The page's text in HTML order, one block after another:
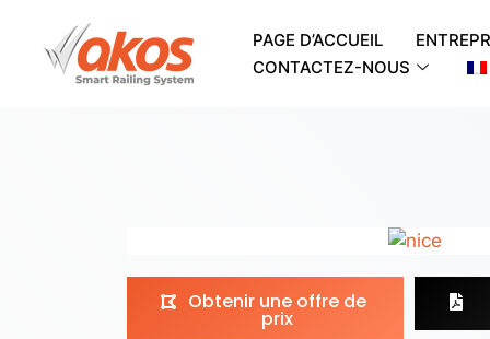
PAGE D’ACCUEIL
CONTACTEZ-NOUS
Obtenir une offre de
prix